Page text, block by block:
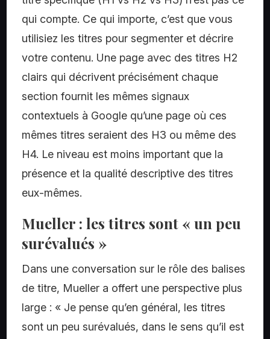
qui compte. Ce qui importe, c’est que vous
utilisiez les titres pour segmenter et décrire
votre contenu. Une page avec des titres H2
clairs qui décrivent précisément chaque
section fournit les mêmes signaux
contextuels à Google qu’une page où ces
mêmes titres seraient des H3 ou même des
H4. Le niveau est moins important que la
présence et la qualité descriptive des titres
eux-mêmes.
Mueller : les titres sont « un peu
surévalués »
Dans une conversation sur le rôle des balises
de titre, Mueller a offert une perspective plus
large : « Je pense qu’en général, les titres
sont un peu surévalués, dans le sens qu’il est